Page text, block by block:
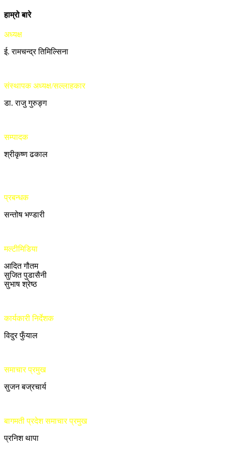
हाम्रो बारे
अध्यक्ष
ई. रामचन्द्र तिमिल्सिना
संस्थापक अध्यक्ष/सल्लाहकार
डा. राजु गुरुङ्ग
सम्पादक
श्रीकृष्ण ढकाल
प्रबन्धक
सन्तोष भण्डारी
मल्टीमिडिया
आदित गौतम
सुजित पुडासैनी
सुभाष श्रेष्ठ
कार्यकारी निर्देशक
विदुर फुँयाल
समाचार प्रमुख
सुजन बज्रचार्य
बागमती प्रदेश समाचार प्रमुख
प्रनिश थापा